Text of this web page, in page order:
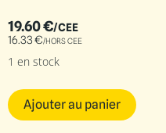
19.60€/CEE
16.33€/HORS CEE
1 en stock
Ajouter au panier